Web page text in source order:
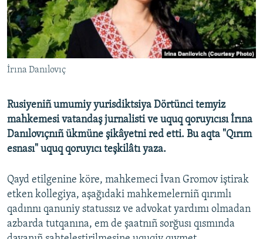
Русский
Українською
QOŞULIÑIZ!
RFE/RS bütün saytları
İrına Danılovıç
Rusiyeniñ umumiy yurisdiktsiya Dörtünci temyiz
mahkemesi vatandaş jurnalisti ve uquq qoruyıcısı İrına
Danılovıçnıñ ükmüne şikâyetni red etti. Bu aqta "Qırım
esnası" uquq qoruyıcı teşkilâtı yaza.
Qayd etilgenine köre, mahkemeci İvan Gromov iştirak
etken kollegiya, aşağıdaki mahkemelerniñ qırımlı
qadınnı qanuniy statussız ve advokat yardımı olmadan
azbarda tutqanına, em de şaatnıñ sorğusı qısmında